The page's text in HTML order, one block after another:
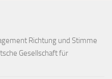
Richtung und Stimme
Gesellschaft für